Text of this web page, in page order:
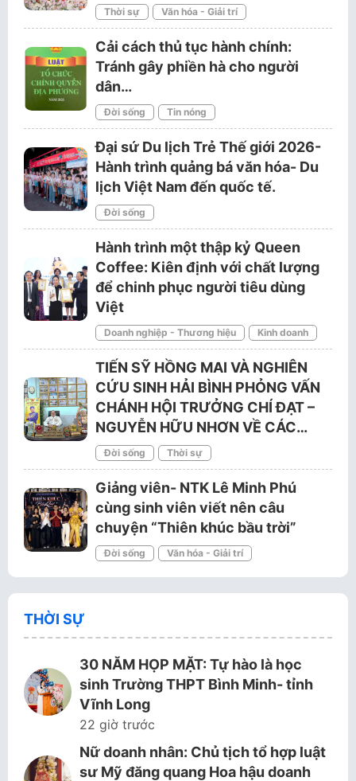
Thời sự Văn hóa - Giải trí
Cải cách thủ tục hành chính:
Tránh gây phiền hà cho người
dân…
Đời sống Tin nóng
Đại sứ Du lịch Trẻ Thế giới 2026-
Hành trình quảng bá văn hóa- Du
lịch Việt Nam đến quốc tế.
Đời sống
Hành trình một thập kỷ Queen
Coffee: Kiên định với chất lượng
để chinh phục người tiêu dùng
Việt
Doanh nghiệp - Thương hiệu Kinh doanh
TIẾN SỸ HỒNG MAI VÀ NGHIÊN
CỨU SINH HẢI BÌNH PHỎNG VẤN
CHÁNH HỘI TRƯỞNG CHÍ ĐẠT –
NGUYỄN HỮU NHƠN VỀ CÁC…
Đời sống Thời sự
Giảng viên- NTK Lê Minh Phú
cùng sinh viên viết nên câu
chuyện “Thiên khúc bầu trời”
Đời sống Văn hóa - Giải trí
THỜI SỰ
30 NĂM HỌP MẶT: Tự hào là học
sinh Trường THPT Bình Minh- tỉnh
Vĩnh Long
22 giờ trước
Nữ doanh nhân: Chủ tịch tổ hợp luật
sư Mỹ đăng quang Hoa hậu doanh